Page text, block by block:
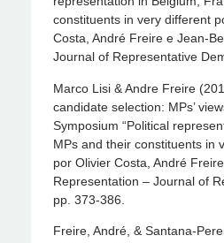
constituents in very different
Costa, André Freire e Jean-
Journal of Representative
Marco Lisi & Andre Freire
candidate selection: MPs’
Symposium “Political
MPs and their constituents in
por Olivier Costa, André
Representation – Journal of
pp. 373-386.
Freire, André, & Santana-